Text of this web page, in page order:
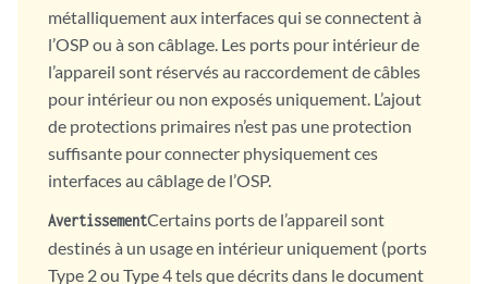
métalliquement aux interfaces qui se connectent à
l’OSP ou à son câblage. Les ports pour intérieur de
l’appareil sont réservés au raccordement de câbles
pour intérieur ou non exposés uniquement. L’ajout
de protections primaires n’est pas une protection
suffisante pour connecter physiquement ces
interfaces au câblage de l’OSP.
AvertissementCertains ports de l’appareil sont
destinés à un usage en intérieur uniquement (ports
Type 2 ou Type 4 tels que décrits dans le document